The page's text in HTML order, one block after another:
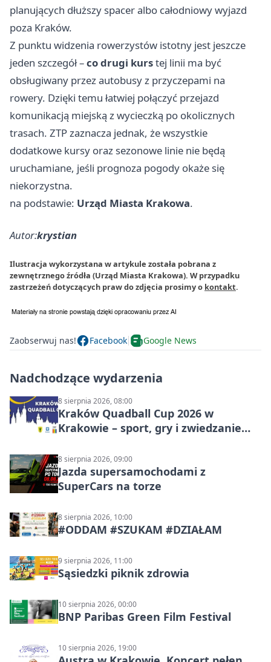
planujących dłuższy spacer albo całodniowy wyjazd
poza Kraków.
Z punktu widzenia rowerzystów istotny jest jeszcze
jeden szczegół –co drugi kurstej linii ma być
obsługiwany przez autobusy z przyczepami na
rowery. Dzięki temu łatwiej połączyć przejazd
komunikacją miejską z wycieczką po okolicznych
trasach. ZTP zaznacza jednak, że wszystkie
dodatkowe kursy oraz sezonowe linie nie będą
uruchamiane, jeśli prognoza pogody okaże się
niekorzystna.
na podstawie: Urząd Miasta Krakowa.
Autor:krystian
Ilustracja wykorzystana w artykule została pobrana z
zewnętrznego źródła (Urząd Miasta Krakowa). W przypadku
zastrzeżeń dotyczących praw do zdjęcia prosimy o kontakt.
Zaobserwuj nas! Facebook Google News
Nadchodzące wydarzenia
8 sierpnia 2026, 08:00
Kraków Quadball Cup 2026 w
Krakowie – sport, gry i zwiedzanie
8 sierpnia 2026, 09:00
Jazda supersamochodami z
SuperCars na torze
8 sierpnia 2026, 10:00
#ODDAM #SZUKAM #DZIAŁAM
9 sierpnia 2026, 11:00
Sąsiedzki piknik zdrowia
10 sierpnia 2026, 00:00
BNP Paribas Green Film Festival
10 sierpnia 2026, 19:00